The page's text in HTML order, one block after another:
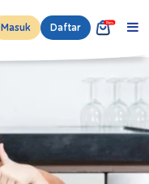
Masuk Daftar